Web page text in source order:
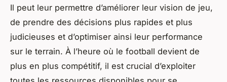
Il peut leur permettre d’améliorer leur vision de jeu,
de prendre des décisions plus rapides et plus
judicieuses et d’optimiser ainsi leur performance
sur le terrain. À l’heure où le football devient de
plus en plus compétitif, il est crucial d’exploiter